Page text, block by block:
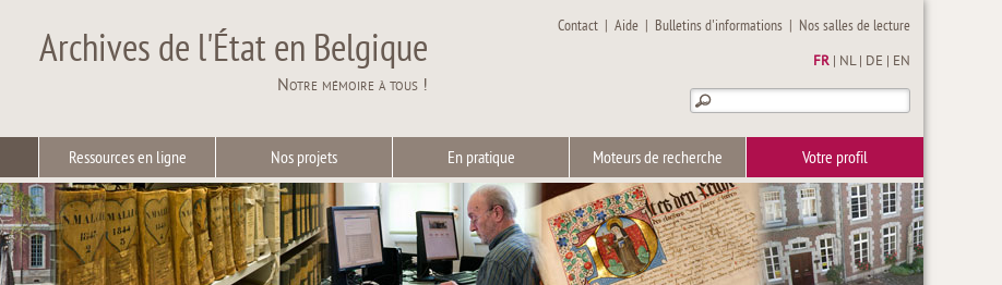
Archives de l'État en Belgique
Notre mémoire à tous !
Contact |Aide | Bulletins d'informations | Nos salles de lecture
FR NL| DE EN
Ressources en ligne Nos projets En pratique Moteurs de recherche Votre profil